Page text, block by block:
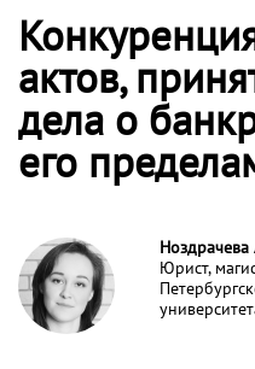
актов,
дела о
его
Юрист,